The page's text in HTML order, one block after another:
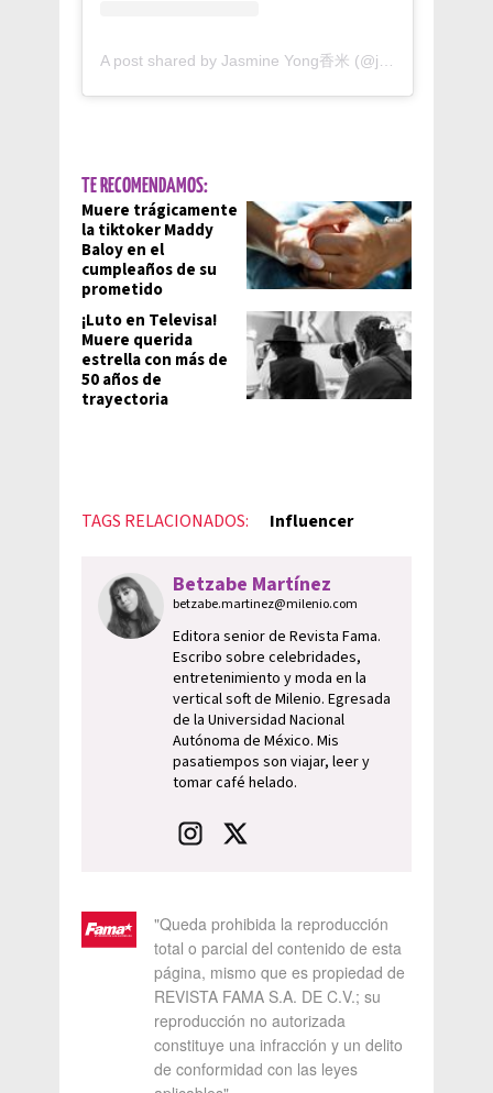
TE RECOMENDAMOS:
Muere trágicamente
la tiktoker Maddy
Baloy en el
cumpleaños de su
prometido
¡Luto en Televisa!
Muere querida
estrella con más de
50 años de
trayectoria
TAGS RELACIONADOS: Influencer
Betzabe Martínez
betzabe.martinez@milenio.com
Editora senior de Revista Fama.
Escribo sobre celebridades,
entretenimiento y moda en la
vertical soft de Milenio. Egresada
de la Universidad Nacional
Autónoma de México. Mis
pasatiempos son viajar, leer y
tomar café helado.
"Queda prohibida la reproducción
total o parcial del contenido de esta
página, mismo que es propiedad de
REVISTA FAMA S.A. DE C.V.; su
reproducción no autorizada
constituye una infracción y un delito
de conformidad con las leyes